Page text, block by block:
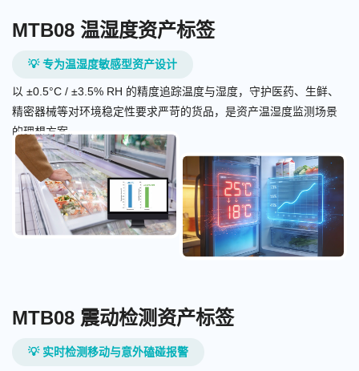
MTB08 温湿度资产标签
💡 专为温湿度敏感型资产设计
以 ±0.5°C / ±3.5% RH 的精度追踪温度与湿度，守护医药、生鲜、
精密器械等对环境稳定性要求严苛的货品，是资产温湿度监测场景
的理想方案。
MTB08 震动检测资产标签
💡 实时检测移动与意外磕碰报警